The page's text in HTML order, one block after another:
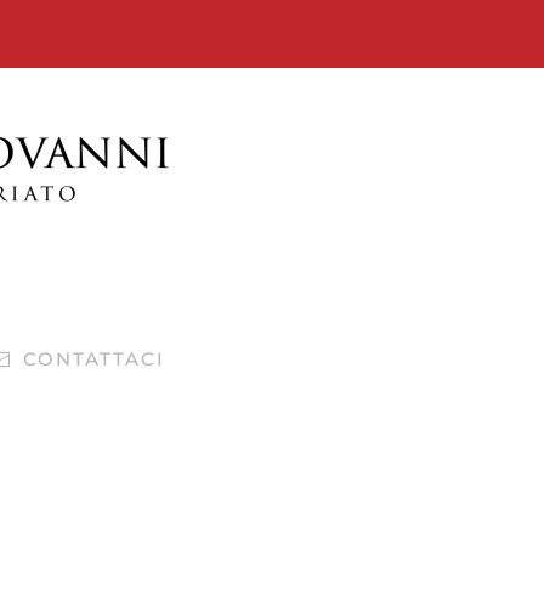
CONTATTACI